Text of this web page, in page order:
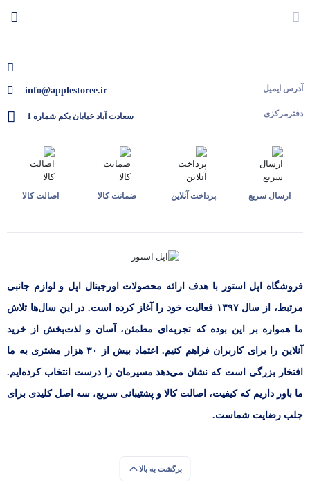
آدرس ایمیل
دفترمرکزی
info@applestoree.ir
سعادت آباد خیابان یکم شماره 1
ارسال سریع پرداخت آنلاین ضمانت کالا اصالت کالا
فروشگاه اپل استور با هدف ارائه‌ محصولات اورجینال اپل و لوازم جانبی
مرتبط، از سال ۱۳۹۷ فعالیت خود را آغاز کرده است. در این سال‌ها تلاش
ما همواره بر این بوده که تجربه‌ای مطمئن، آسان و لذت‌بخش از خرید
آنلاین را برای کاربران فراهم کنیم. اعتماد بیش از ۳۰ هزار مشتری به ما
افتخار بزرگی است که نشان می‌دهد مسیرمان را درست انتخاب کرده‌ایم.
ما باور داریم که کیفیت، اصالت کالا و پشتیبانی سریع، سه اصل کلیدی برای
جلب رضایت شماست.
برگشت به بالا